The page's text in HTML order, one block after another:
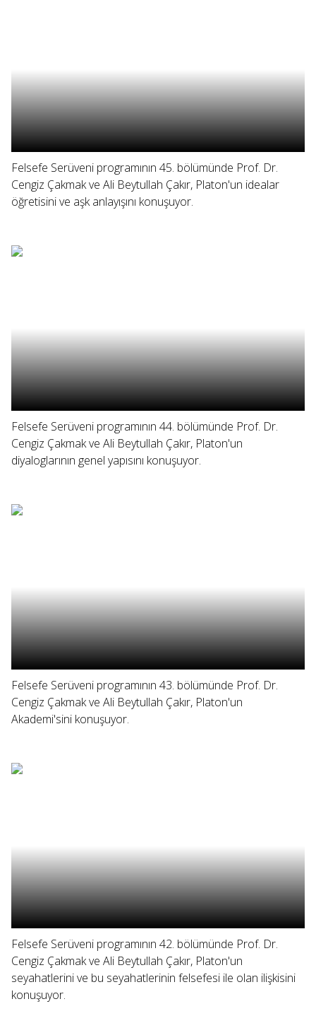
Felsefe Serüveni programının 45. bölümünde Prof. Dr.
Cengiz Çakmak ve Ali Beytullah Çakır, Platon'un idealar
öğretisini ve aşk anlayışını konuşuyor.
Felsefe Serüveni programının 44. bölümünde Prof. Dr.
Cengiz Çakmak ve Ali Beytullah Çakır, Platon'un
diyaloglarının genel yapısını konuşuyor.
Felsefe Serüveni programının 43. bölümünde Prof. Dr.
Cengiz Çakmak ve Ali Beytullah Çakır, Platon'un
Akademi'sini konuşuyor.
Felsefe Serüveni programının 42. bölümünde Prof. Dr.
Cengiz Çakmak ve Ali Beytullah Çakır, Platon'un
seyahatlerini ve bu seyahatlerinin felsefesi ile olan ilişkisini
konuşuyor.